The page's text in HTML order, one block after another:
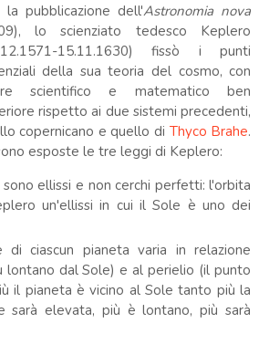
la pubblicazione dell'Astronomia nova
lo scienziato tedesco Keplero
15.11.1630) fissò i punti
della sua teoria del cosmo, con
scientifico e matematico ben
rispetto ai due sistemi precedenti,
copernicano e quello di Thyco Brahe.
esposte le tre leggi di Keplero:
ellissi e non cerchi perfetti: l'orbita
un'ellissi in cui il Sole è uno dei
ciascun pianeta varia in relazione
lontano dal Sole) e al perielio (il punto
il pianeta è vicino al Sole tanto più la
sarà elevata, più è lontano, più sarà